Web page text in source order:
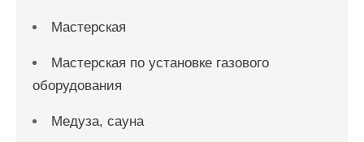
Мастерская
Мастерская по установке газового
оборудования
Медуза, сауна